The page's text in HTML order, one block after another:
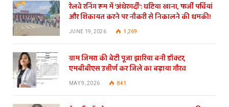
रेलवे रनिंग रूम में ‘अंधेरगर्दी’: घटिया खाना, फर्जी पर्चियां
और शिकायत करने पर नौकरी से निकालने की धमकी!
JUNE 19, 2026 1,269
ग्राम जिमरा की बेटी पूजा झारिया बनी डॉक्टर,
एमबीबीएस उत्तीर्ण कर जिले का बढ़ाया गौरव
MAY 9, 2026 841